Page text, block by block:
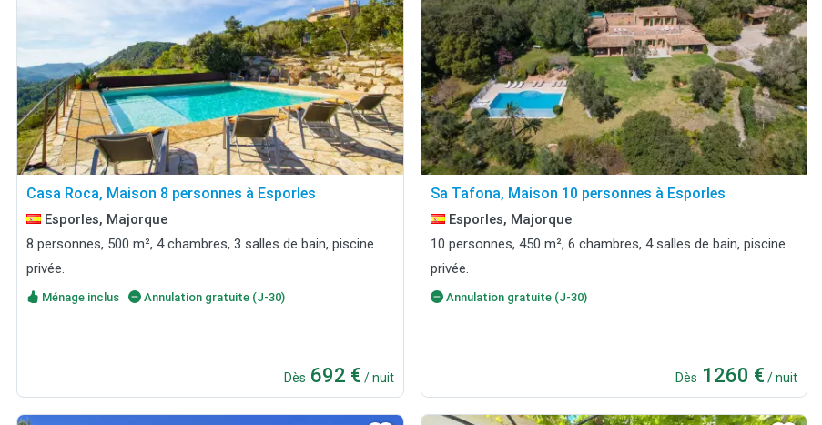
Casa Roca, Maison 8 personnes à Esporles
Esporles, Majorque
8 personnes, 500 m², 4 chambres, 3 salles de bain, piscine
privée.
Ménage inclus Annulation gratuite (J-30)
Dès 692 € / nuit
Sa Tafona, Maison 10 personnes à Esporles
Esporles, Majorque
10 personnes, 450 m², 6 chambres, 4 salles de bain, piscine
privée.
Annulation gratuite (J-30)
Dès 1260 € / nuit